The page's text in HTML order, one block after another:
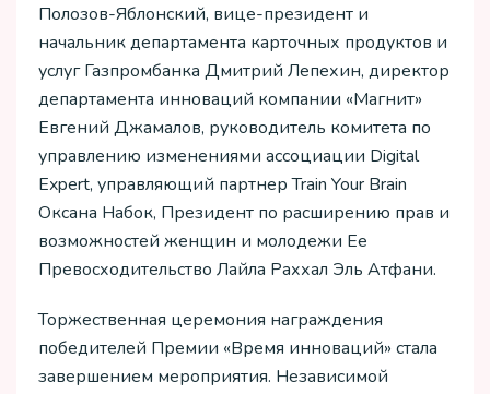
Полозов-Яблонский, вице-президент и
начальник департамента карточных продуктов и
услуг Газпромбанка Дмитрий Лепехин, директор
департамента инноваций компании «Магнит»
Евгений Джамалов, руководитель комитета по
управлению изменениями ассоциации Digital
Expert, управляющий партнер Train Your Brain
Оксана Набок, Президент по расширению прав и
возможностей женщин и молодежи Ее
Превосходительство Лайла Раххал Эль Атфани.
Торжественная церемония награждения
победителей Премии «Время инноваций» стала
завершением мероприятия. Независимой